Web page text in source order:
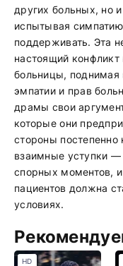
других больных, но
испытывая
поддерживать. Эта
настоящий
больницы, поднимая
эмпатии и прав
драмы свои
которые они
стороны постепенно
взаимные уступки
спорных моментов, и
пациентов должна
условиях.
HD